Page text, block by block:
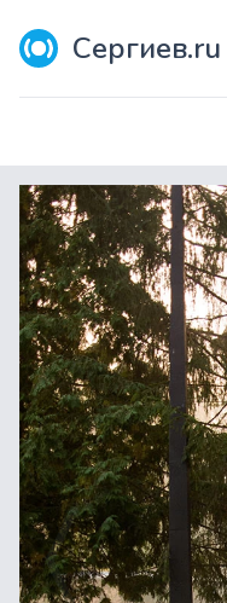
Сергиев.ru